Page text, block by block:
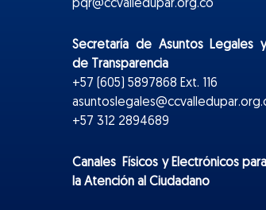
pqr@ccvalledupar.org.co
Secretaría de Asuntos Legales y
de Transparencia
+57 (605) 5897868 Ext. 116
+57 312 2894689
Canales Físicos yElectrónicospara
la Atención al Ciudadano